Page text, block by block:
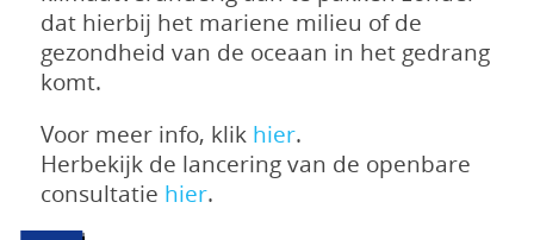
dat hierbij het mariene milieu of de
gezondheid van de oceaan in het gedrang
komt.
Voor meer info, klik hier.
Herbekijk de lancering van de openbare
consultatie hier.